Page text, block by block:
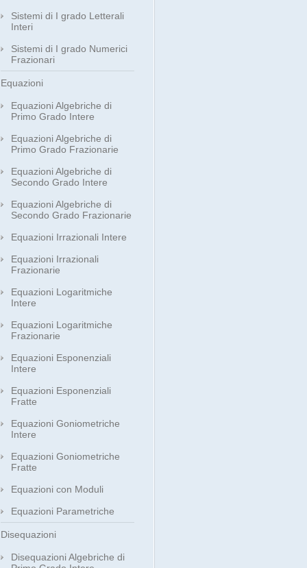
Sistemi di I grado Letterali
Interi
Sistemi di I grado Numerici
Frazionari
Equazioni
Equazioni Algebriche di
Primo Grado Intere
Equazioni Algebriche di
Primo Grado Frazionarie
Equazioni Algebriche di
Secondo Grado Intere
Equazioni Algebriche di
Secondo Grado Frazionarie
Equazioni Irrazionali Intere
Equazioni Irrazionali
Frazionarie
Equazioni Logaritmiche
Intere
Equazioni Logaritmiche
Frazionarie
Equazioni Esponenziali
Intere
Equazioni Esponenziali
Fratte
Equazioni Goniometriche
Intere
Equazioni Goniometriche
Fratte
Equazioni con Moduli
Equazioni Parametriche
Disequazioni
Disequazioni Algebriche di